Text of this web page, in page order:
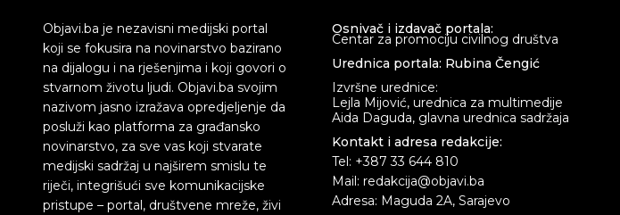
Objavi.ba je nezavisni medijski portal
koji se fokusira na novinarstvo bazirano
na dijalogu i na rješenjima i koji govori o
stvarnom životu ljudi. Objavi.ba svojim
nazivom jasno izražava opredjeljenje da
posluži kao platforma za građansko
novinarstvo, za sve vas koji stvarate
medijski sadržaj u najširem smislu te
riječi, integrišući sve komunikacijske
pristupe – portal, društvene mreže, živi
Osnivač i izdavač portala:
Centar za promociju civilnog društva
Urednica portala: Rubina Čengić
Izvršne urednice:
Lejla Mijović, urednica za multimedije
Aida Daguda, glavna urednica sadržaja
Kontakt i adresa redakcije:
Tel: +387 33 644 810
Mail: redakcija@objavi.ba
Adresa: Maguda 2A, Sarajevo